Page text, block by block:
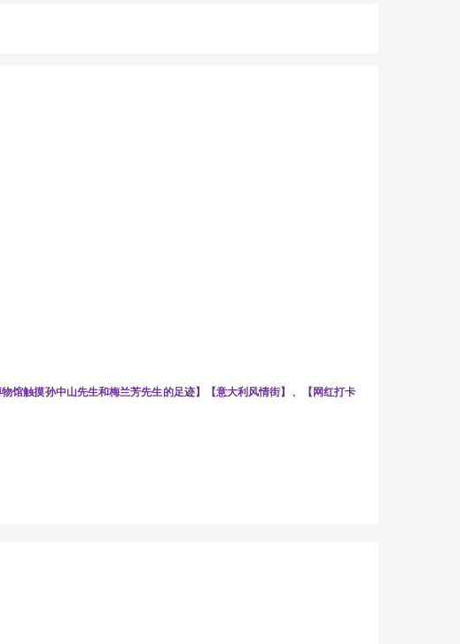
馆触摸孙中山先生和梅兰芳先生的足迹】【意大利风情街】、【网红打卡